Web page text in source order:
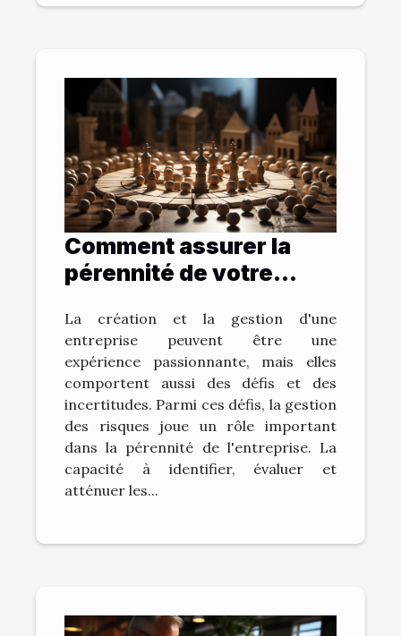
Comment assurer la
pérennité de votre
gestion des risques ?
La création et la gestion d'une
entreprise peuvent être une
expérience passionnante, mais elles
comportent aussi des défis et des
incertitudes. Parmi ces défis, la gestion
des risques joue un rôle important
dans la pérennité de l'entreprise. La
capacité à identifier, évaluer et
atténuer les...